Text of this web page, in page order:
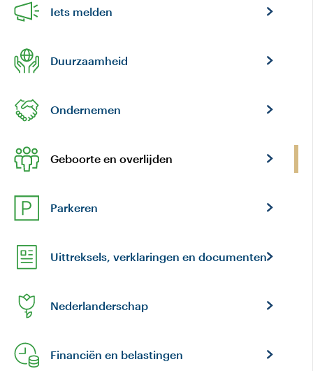
Iets melden
Duurzaamheid
Ondernemen
Geboorte en overlijden
Parkeren
Uittreksels, verklaringen en documenten
Nederlanderschap
Financiën en belastingen